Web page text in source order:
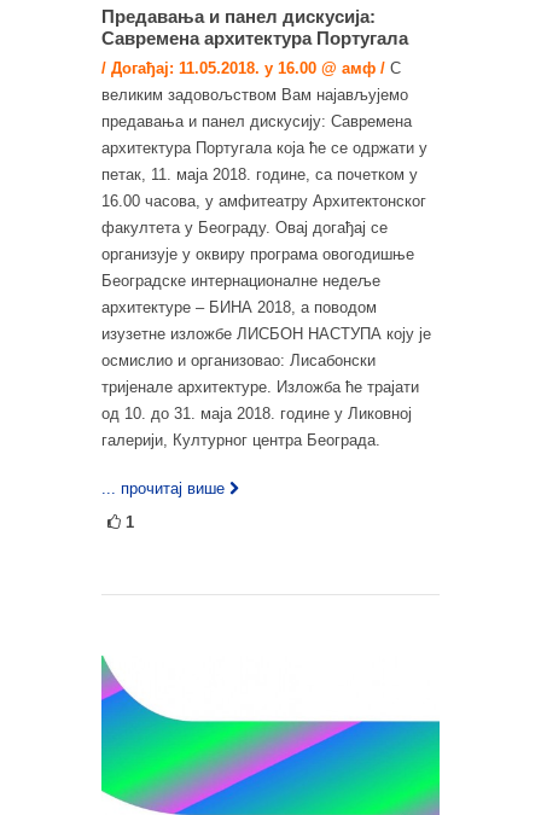
Предавања и панел дискусија:
Савремена архитектура Португала
/ Догађај: 11.05.2018. у 16.00 @ амф / С
великим задовољством Вам најављујемо
предавања и панел дискусију: Савремена
архитектура Португала која ће се одржати у
петак, 11. маја 2018. године, са почетком у
16.00 часова, у амфитеатру Архитектонског
факултета у Београду. Овај догађај се
организује у оквиру програма овогодишње
Београдске интернационалне недеље
архитектуре – БИНА 2018, а поводом
изузетне изложбе ЛИСБОН НАСТУПА коју је
осмислио и организовао: Лисабонски
тријенале архитектуре. Изложба ће трајати
од 10. до 31. маја 2018. године у Ликовној
галерији, Културног центра Београда.
... прочитај више
1